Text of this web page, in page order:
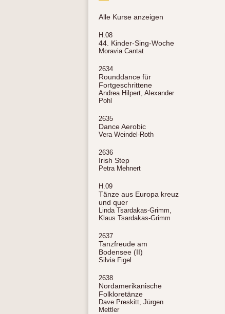
Alle Kurse anzeigen
H.08
44. Kinder-Sing-Woche
Moravia Cantat
2634
Rounddance für
Fortgeschrittene
Andrea Hilpert, Alexander
Pohl
2635
Dance Aerobic
Vera Weindel-Roth
2636
Irish Step
Petra Mehnert
H.09
Tänze aus Europa kreuz
und quer
Linda Tsardakas-Grimm,
Klaus Tsardakas-Grimm
2637
Tanzfreude am
Bodensee (II)
Silvia Figel
2638
Nordamerikanische
Folkloretänze
Dave Preskitt, Jürgen
Mettler